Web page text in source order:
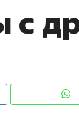
с
почему надо
Оман?